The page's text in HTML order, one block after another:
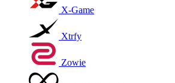
X-Game
Xtrfy
Zowie